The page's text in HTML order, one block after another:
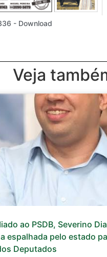
- Download
Veja
ao PSDB, Severino
espalhada pelo estado
Deputados